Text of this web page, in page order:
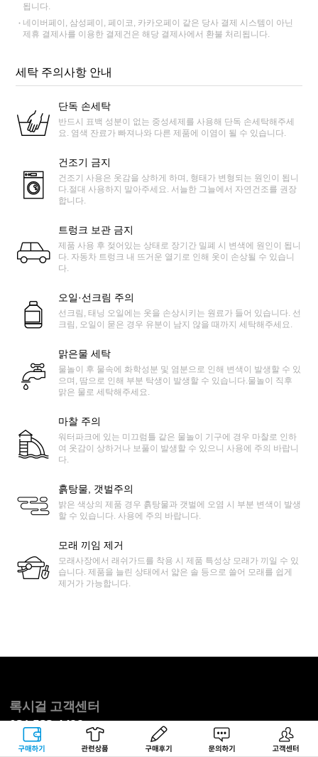
구매하기 관련상품 상품후기 문의하기 고객센터
됩니다.
네이버페이, 삼성페이, 페이코, 카카오페이 같은 당사 결제 시스템이 아닌
제휴 결제사를 이용한 결제건은 해당 결제사에서 환불 처리됩니다.
세탁 주의사항 안내
단독 손세탁
반드시 표백 성분이 없는 중성세제를 사용해 단독 손세탁해주세
요. 염색 잔료가 빠져나와 다른 제품에 이염이 될 수 있습니다.
건조기 금지
건조기 사용은 옷감을 상하게 하며, 형태가 변형되는 원인이 됩니
다.절대 사용하지 말아주세요. 서늘한 그늘에서 자연건조를 권장
합니다.
트렁크 보관 금지
제품 사용 후 젖어있는 상태로 장기간 밀폐 시 변색에 원인이 됩니
다. 자동차 트렁크 내 뜨거운 열기로 인해 옷이 손상될 수 있습니
다.
오일·선크림 주의
선크림, 태닝 오일에는 옷을 손상시키는 원료가 들어 있습니다. 선
크림, 오일이 묻은 경우 유분이 남지 않을 때까지 세탁해주세요.
맑은물 세탁
물놀이 후 물속에 화학성분 및 염분으로 인해 변색이 발생할 수 있
으며, 땀으로 인해 부분 탁생이 발생할 수 있습니다.물놀이 직후
맑은 물로 세탁해주세요.
마찰 주의
워터파크에 있는 미끄럼틀 같은 물놀이 기구에 경우 마찰로 인하
여 옷감이 상하거나 보풀이 발생할 수 있으니 사용에 주의 바랍니
다.
흙탕물, 갯벌주의
밝은 색상의 제품 경우 흙탕물과 갯벌에 오염 시 부분 변색이 발생
할 수 있습니다. 사용에 주의 바랍니다.
모래 끼임 제거
모래사장에서 래쉬가드를 착용 시 제품 특성상 모래가 끼일 수 있
습니다. 제품을 늘린 상태에서 얇은 솔 등으로 쓸어 모래를 쉽게
제거가 가능합니다.
록시걸 고객센터
031.522.4488
평일 오전 10:00 ~ 오후 05:00 / 토, 일, 공휴일 휴무